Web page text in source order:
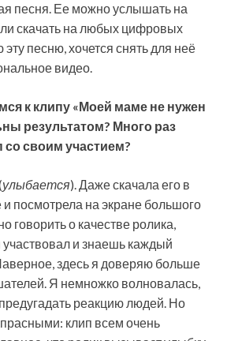
песня. Ее можно услышать на
скачать на любых цифровых
песню, хочется снять для неё
видео.
к клипу «Моей маме не нужен
результатом? Много раз
своим участием?
улыбается). Даже скачала его в
посмотрела на экране большого
говорить о качестве ролика,
участвовал и знаешь каждый
здесь я доверяю больше
Я немножко волновалась,
реакцию людей. Но
клип всем очень